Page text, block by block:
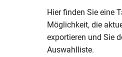
Hier finden Sie eine
Möglichkeit, die
exportieren und Sie
Auswahlliste.